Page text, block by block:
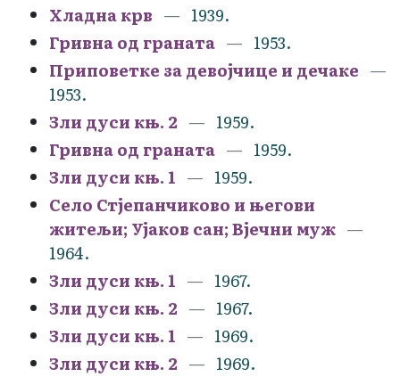
Хладна крв
1939.
Гривна од граната
1953.
Приповетке за девојчице и дечаке
1953.
Зли дуси књ. 2
1959.
Гривна од граната
1959.
Зли дуси књ. 1
1959.
Село Стјепанчиково и његови
житељи; Ујаков сан; Вјечни муж
1964.
Зли дуси књ. 1
1967.
Зли дуси књ. 2
1967.
Зли дуси књ. 1
1969.
Зли дуси књ. 2
1969.